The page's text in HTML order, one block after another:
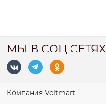
МЫ В СОЦ СЕТЯХ
Компания Voltmart